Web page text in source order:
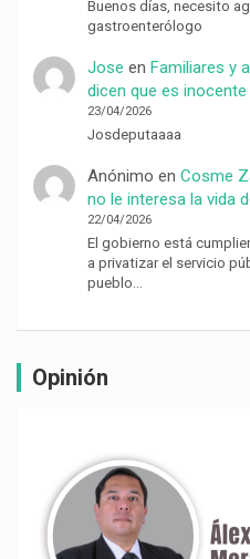
Buenos días, necesito
gastroenterólogo
Jose en Familiares y
dicen que es
23/04/2026
Josdeputaaaa
Anónimo en Cosme
no le interesa la vida
22/04/2026
El gobierno está
a privatizar el servicio
pueblo…
Opinión